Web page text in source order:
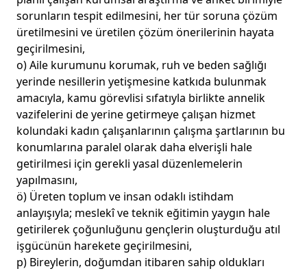
sorunların tespit edilmesini, her tür soruna çözüm
üretilmesini ve üretilen çözüm önerilerinin hayata
geçirilmesini,
o) Aile kurumunu korumak, ruh ve beden sağlığı
yerinde nesillerin yetişmesine katkıda bulunmak
amacıyla, kamu görevlisi sıfatıyla birlikte annelik
vazifelerini de yerine getirmeye çalışan hizmet
kolundaki kadın çalışanlarının çalışma şartlarının bu
konumlarına paralel olarak daha elverişli hale
getirilmesi için gerekli yasal düzenlemelerin
yapılmasını,
ö) Üreten toplum ve insan odaklı istihdam
anlayışıyla; meslekî ve teknik eğitimin yaygın hale
getirilerek çoğunluğunu gençlerin oluşturduğu atıl
işgücünün harekete geçirilmesini,
p) Bireylerin, doğumdan itibaren sahip oldukları